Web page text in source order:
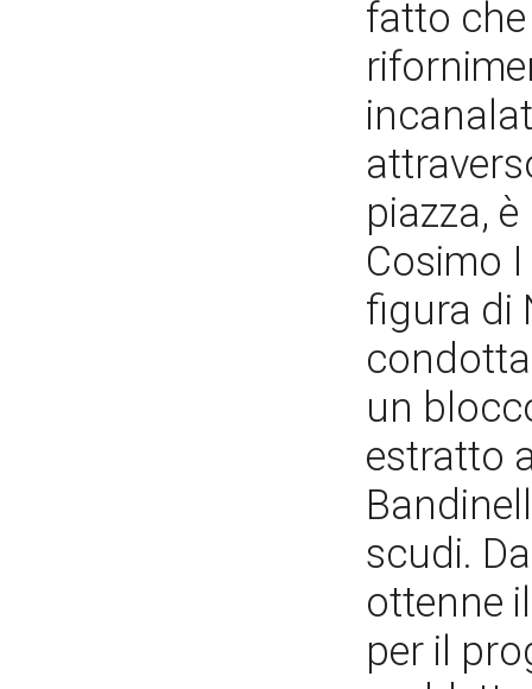
fatto che
piazza,
Cosimo
figura di
un
estratto
scudi.
ottenne
per il